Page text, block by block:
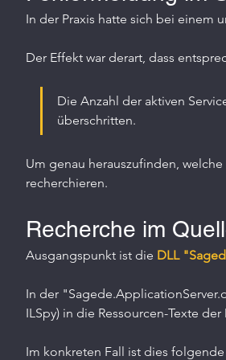
In der Praxis hatte sich bei einem
Der Effekt war derart, dass
Die Anzahl der aktiven
überschritten.
Um genau herauszufinden,
recherchieren.
Recherche im
Ausgangspunkt ist die DLL
In der
ILSpy) in die Ressourcen-Texte
Im konkreten Fall ist dies